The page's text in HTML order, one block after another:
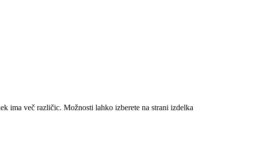
ima več različic. Možnosti lahko izberete na strani izdelka